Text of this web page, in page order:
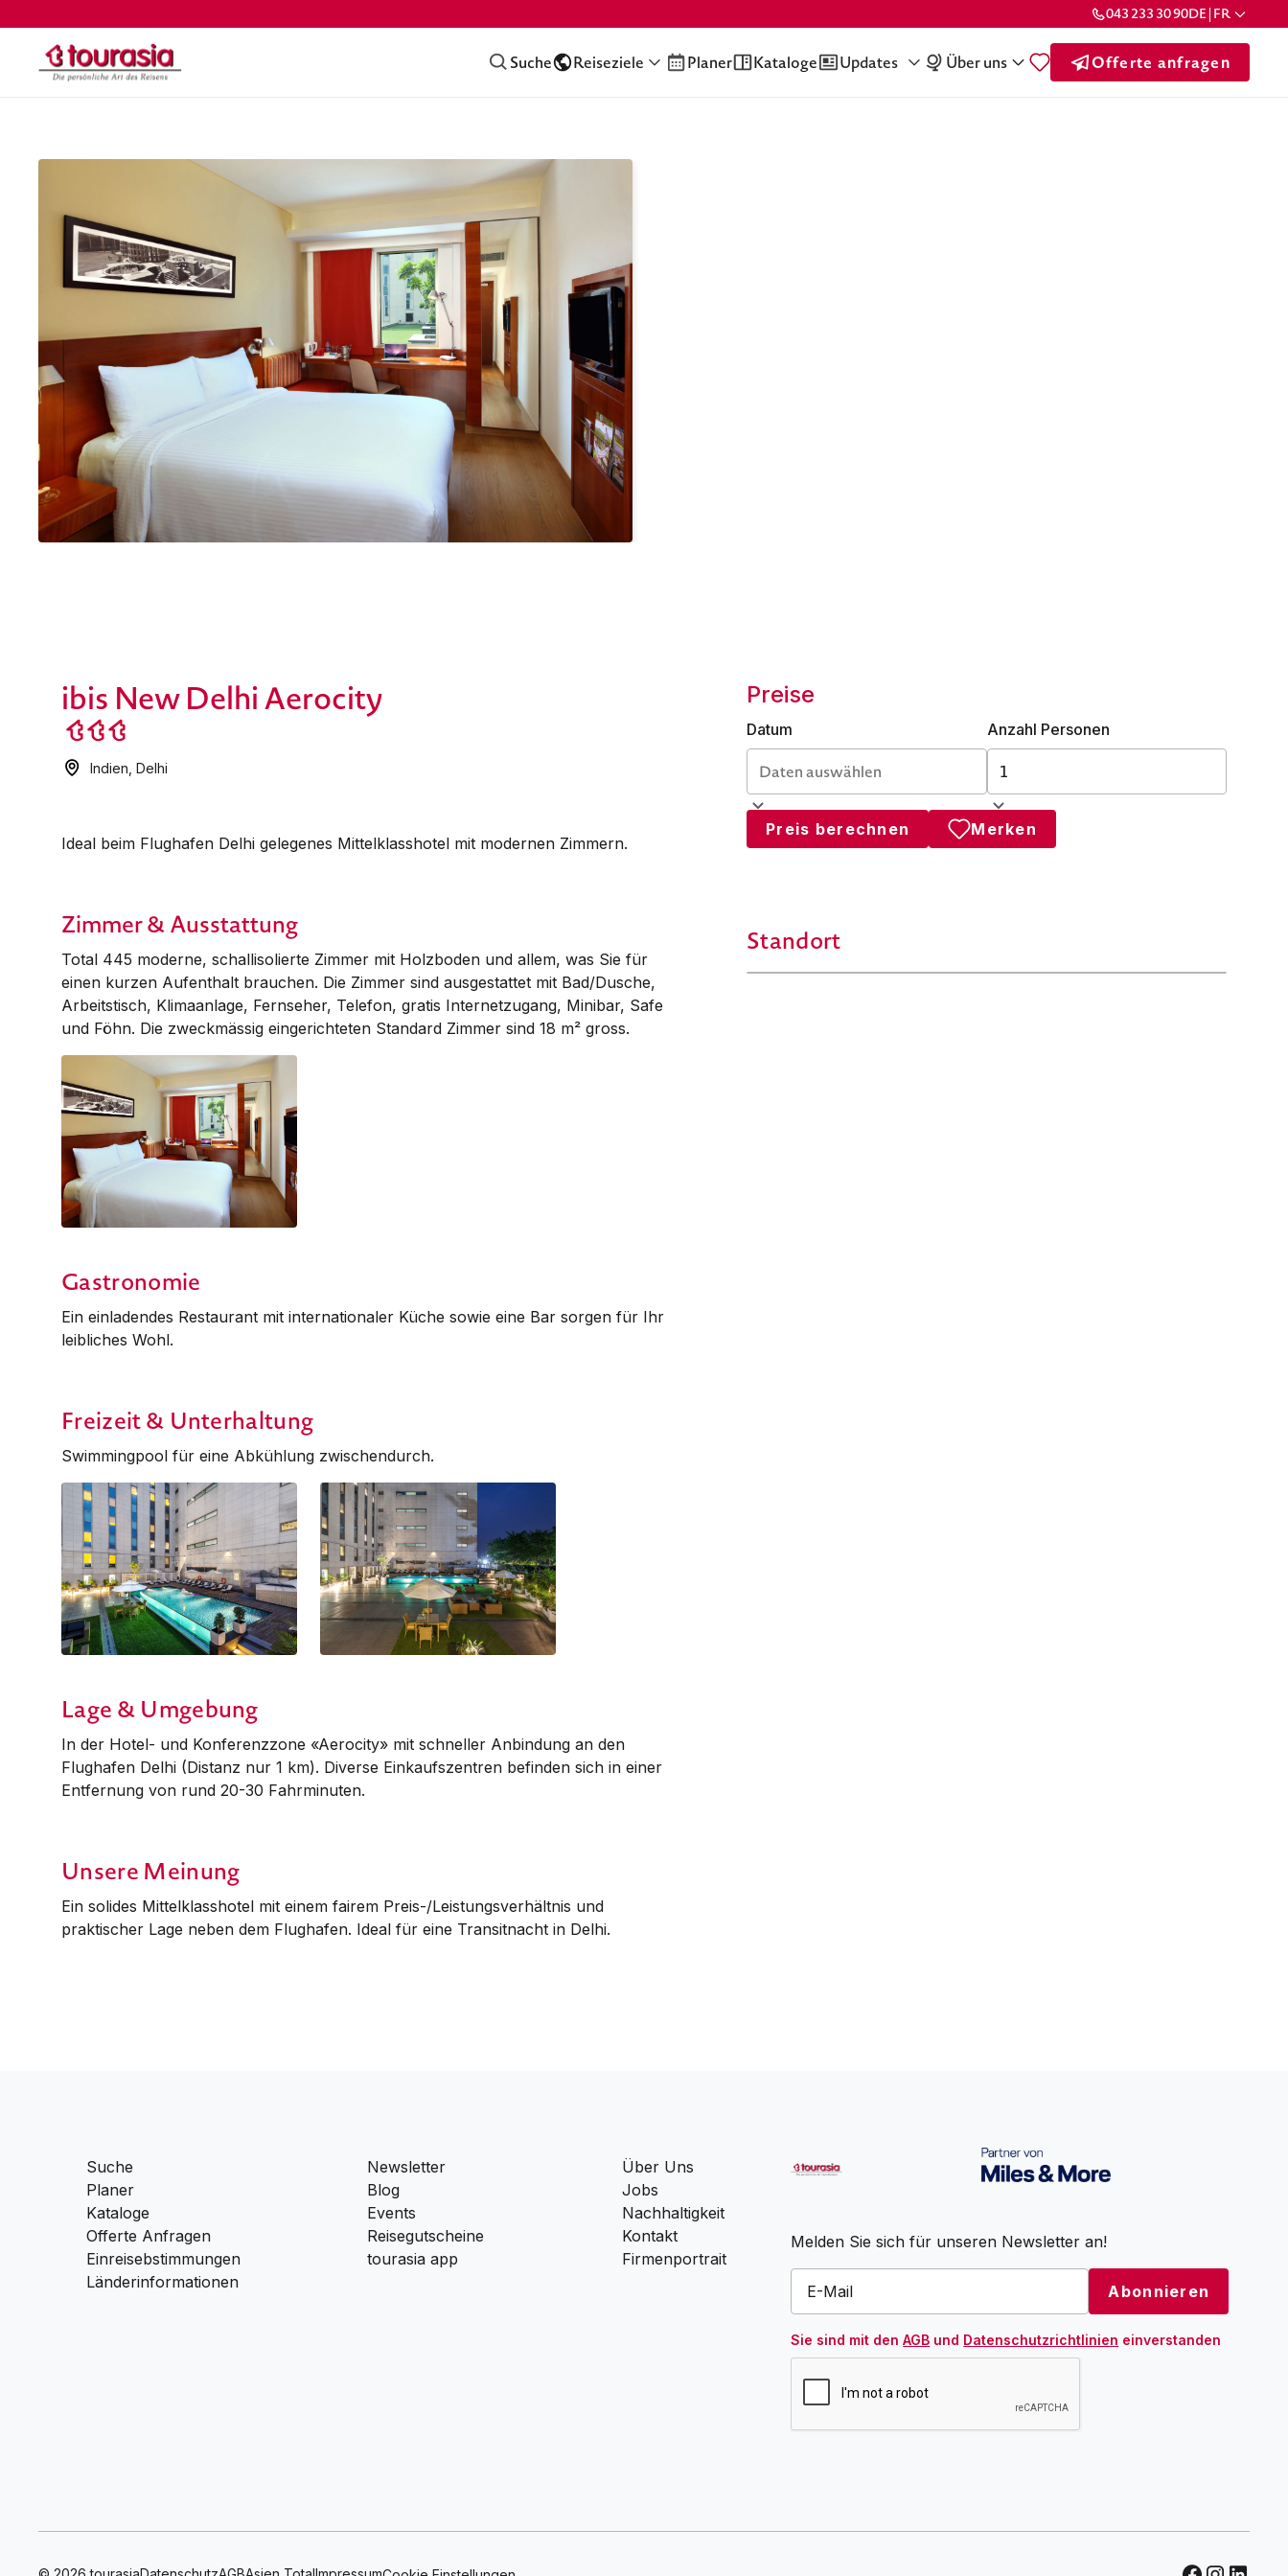
043 233 30 90DE | FR
Suche Reiseziele Planer Kataloge Updates Über uns Offerte anfragen
ibis New Delhi Aerocity
Indien ,Delhi
Ideal beim Flughafen Delhi gelegenes Mittelklasshotel mit modernen Zimmern.
Zimmer & Ausstattung
Total 445 moderne, schallisolierte Zim­mer mit Holzboden und allem, was Sie für
einen kurzen Aufent­halt brauchen. Die Zimmer sind ausgestattet mit Bad/Dusche,
Arbeitstisch, Klima­an­lage, Fernseher, Telefon, gratis Internetzugang, Minibar, Safe
und Föhn. Die zweckmässig ein­gerichteten Standard Zimmer sind 18 m² gross.
Gastronomie
Ein einladendes Restaurant mit internationaler Küche sowie eine Bar sorgen für Ihr
leibliches Wohl.
Freizeit & Unterhaltung
Swimmingpool für eine Abkühlung zwischendurch.
Lage & Umgebung
In der Hotel- und Konferenzzone «Aerocity» mit schneller Anbindung an den
Flughafen Delhi (Distanz nur 1 km). Diverse Einkaufszentren befinden sich in einer
Ent­fernung von rund 20-30 Fahrminuten.
Unsere Meinung
Ein solides Mittelklasshotel mit einem fairem Preis-/Leistungs­verhältnis und
praktischer Lage neben dem Flug­hafen. Ideal für eine Transitnacht in Delhi.
Preise
Datum Anzahl Personen
Preis berechnen Merken
Standort
Suche
Planer
Kataloge
Offerte Anfragen
Einreisebstimmungen
Länderinformationen
Newsletter
Blog
Events
Reisegutscheine
tourasia app
Über Uns
Jobs
Nachhaltigkeit
Kontakt
Firmenportrait
Melden Sie sich für unseren Newsletter an!
Sie sind mit denAGB und Datenschutzrichtlinien einverstanden